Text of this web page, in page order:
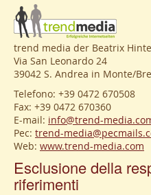
trend media der Beatrix
Via San Leonardo 24
39042 S. Andrea in Monte/
Telefono: +39 0472 670508
Fax: +39 0472 670360
E-mail: info@trend-
Pec: trend-
Web: www.trend-media.com
Esclusione della
riferimenti